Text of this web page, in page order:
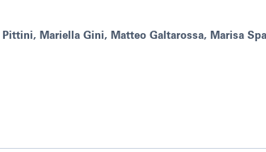
Mariella Gini, Matteo Galtarossa, Marisa